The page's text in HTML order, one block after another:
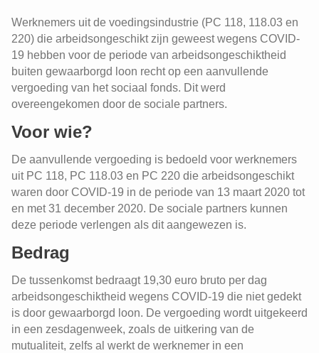
Werknemers uit de voedingsindustrie (PC 118, 118.03 en
220) die arbeidsongeschikt zijn geweest wegens COVID-
19 hebben voor de periode van arbeidsongeschiktheid
buiten gewaarborgd loon recht op een aanvullende
vergoeding van het sociaal fonds. Dit werd
overeengekomen door de sociale partners.
Voor wie?
De aanvullende vergoeding is bedoeld voor werknemers
uit PC 118, PC 118.03 en PC 220 die arbeidsongeschikt
waren door COVID-19 in de periode van 13 maart 2020 tot
en met 31 december 2020. De sociale partners kunnen
deze periode verlengen als dit aangewezen is.
Bedrag
De tussenkomst bedraagt 19,30 euro bruto per dag
arbeidsongeschiktheid wegens COVID-19 die niet gedekt
is door gewaarborgd loon. De vergoeding wordt uitgekeerd
in een zesdagenweek, zoals de uitkering van de
mutualiteit, zelfs al werkt de werknemer in een